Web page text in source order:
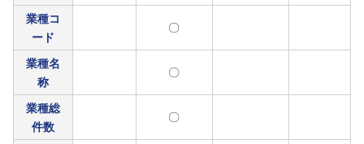
業種コ
ード
〇
業種名
称
〇
業種総
件数
〇